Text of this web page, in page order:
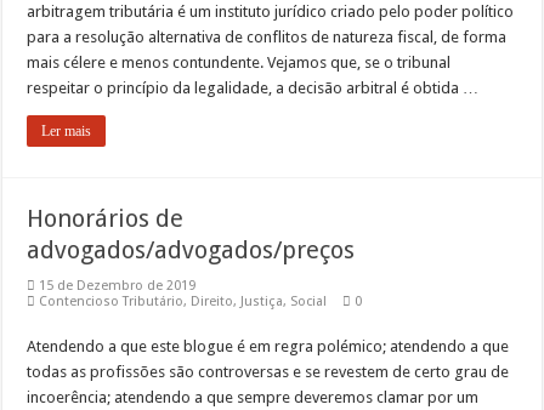
arbitragem tributária é um instituto jurídico criado pelo poder político
para a resolução alternativa de conflitos de natureza fiscal, de forma
mais célere e menos contundente. Vejamos que, se o tribunal
respeitar o princípio da legalidade, a decisão arbitral é obtida …
Ler mais
Honorários de
advogados/advogados/preços
15 de Dezembro de 2019
Contencioso Tributário, Direito, Justiça, Social 0
Atendendo a que este blogue é em regra polémico; atendendo a que
todas as profissões são controversas e se revestem de certo grau de
incoerência; atendendo a que sempre deveremos clamar por um